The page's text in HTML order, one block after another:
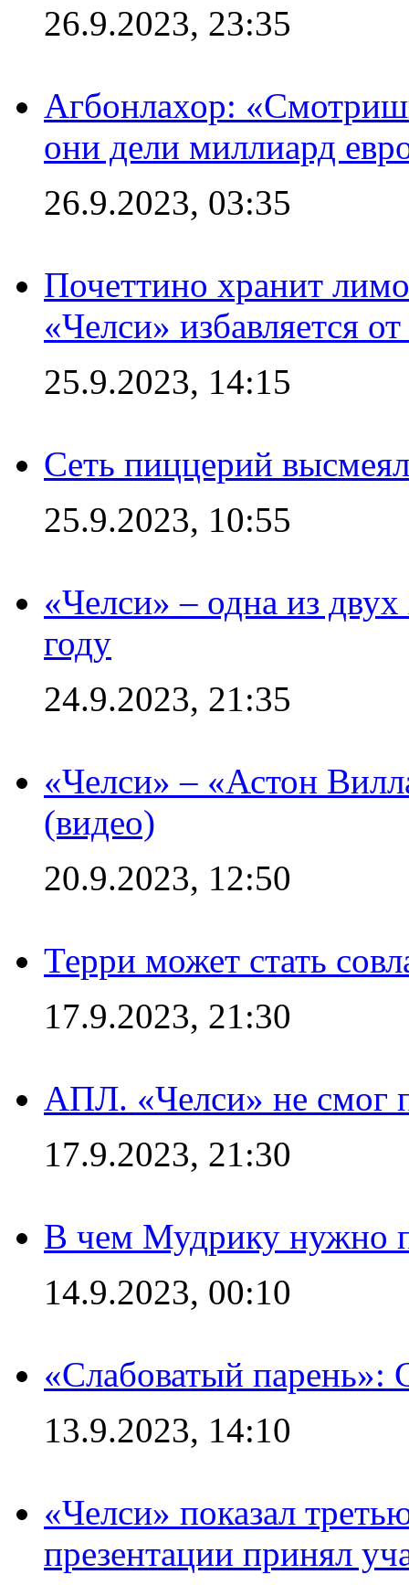
26.9.2023, 23:35
Агбонлахор:
они дели миллиард
26.9.2023, 03:35
Почеттино хранит
«Челси» избавляется
25.9.2023, 14:15
Сеть пиццерий
25.9.2023, 10:55
«Челси» – одна из
году
24.9.2023, 21:35
«Челси» – «Астон
(видео)
20.9.2023, 12:50
Терри может стать
17.9.2023, 21:30
АПЛ. «Челси» не смог
17.9.2023, 21:30
В чем Мудрику нужно
14.9.2023, 00:10
«Слабоватый парень»:
13.9.2023, 14:10
«Челси» показал
презентации принял